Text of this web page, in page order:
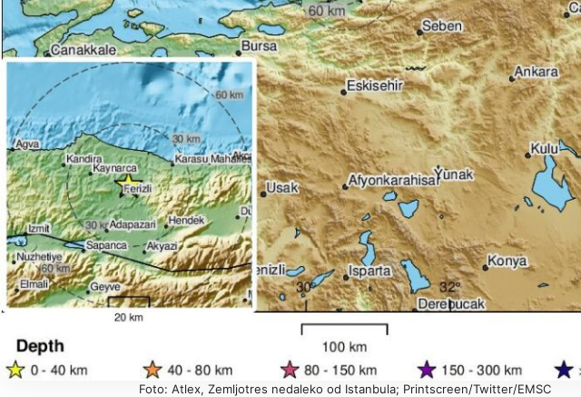
Foto: Atlex, Zemljotres nedaleko od Istanbula; Printscreen/Twitter/EMSC